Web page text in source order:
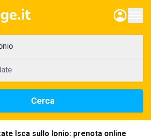
Cerca
Isca sullo Ionio: prenota online